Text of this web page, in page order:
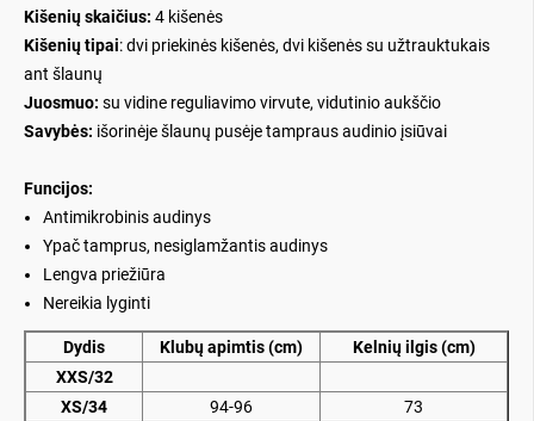
Kišenių skaičius: 4 kišenės
Kišenių tipai:dvi priekinės kišenės, dvi kišenės su užtrauktukais
ant šlaunų
Juosmuo: su vidine reguliavimo virvute, vidutinio aukščio
Savybės: išorinėje šlaunų pusėje tampraus audinio įsiūvai
Funcijos:
Antimikrobinis audinys
Ypač tamprus, nesiglamžantis audinys
Lengva priežiūra
Nereikia lyginti
Dydis Klubų apimtis (cm)
Kelnių ilgis (cm)
XXS/32
XS/34
94-96
73